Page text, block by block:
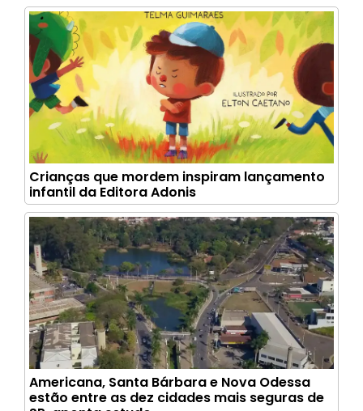
Crianças que mordem inspiram lançamento
infantil da Editora Adonis
Americana, Santa Bárbara e Nova Odessa
estão entre as dez cidades mais seguras de